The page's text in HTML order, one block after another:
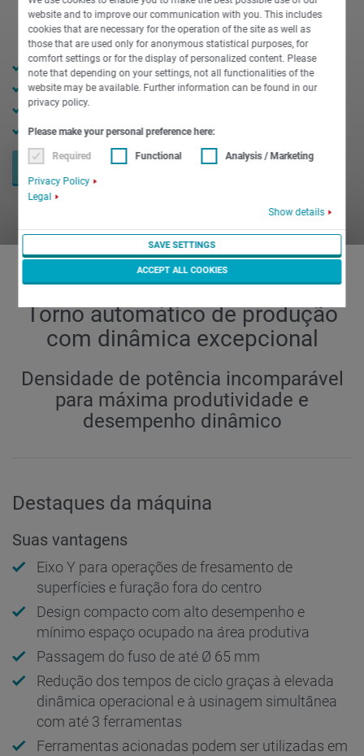
website and to improve our communication with you. This includes
cookies that are necessary for the operation of the site as well as
those that are used only for anonymous statistical purposes, for
comfort settings or for the display of personalized content. Please
note that depending on your settings, not all functionalities of the
website may be available. Further information can be found in our
privacy policy.
Please make your personal preference here:
Required Functional Analysis / Marketing
Privacy Policy
Legal
Show details
SAVE SETTINGS
ACCEPT ALL COOKIES
65 mm spindle clearance
6,000 rpm max. speed
27 kW max. power
145 Nm max. torque
PEÇA AGORA
Torno automático de produção
com dinâmica excepcional
Densidade de potência incomparável
para máxima produtividade e
desempenho dinâmico
Destaques da máquina
Suas vantagens
Eixo Y para operações de fresamento de
superfícies e furação fora do centro
Design compacto com alto desempenho e
mínimo espaço ocupado na área produtiva
Passagem do fuso de até Ø 65 mm
Redução dos tempos de ciclo graças à elevada
dinâmica operacional e à usinagem simultânea
com até 3 ferramentas
Ferramentas acionadas podem ser utilizadas em